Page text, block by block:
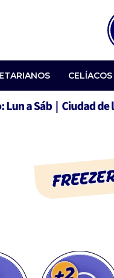
CELÍACOS